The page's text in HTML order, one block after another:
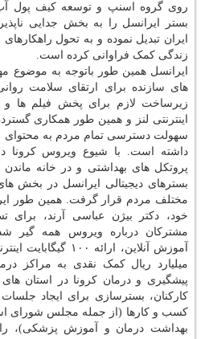
روی گروه اسنپ و توسعه کیف پول
بستر ایرانسل را به بخش جدایی
ایران تبدیل نموده و به تحول
زندگی کمک فراوانی کرده است.
ایرانسل همین طور باتوجه به موضوع
های سازنده برای ارتقای سلامت
زیرساخت لازم برای پخش فیلم ها و
اینترنتی لنز و همین طور همکاری
سهولت دسترسی تمام مردم به
داشته است. با شیوع ویروس
پروتکل های بهداشتی و در خانه
بسترهای دیجیتالی ایرانسل در بخش
مختلف مردم قرار گرفت. همین طور
خود، دکتر بیژن عباسی آرند، برای
مشترکان درباره ویروس همه گیر
میلیارد ریال کمک نقدی به مراکز
پیشگیری و درمان کرونا در استان
کارکنان، بسترسازی برای ایجاد
کسب و کارها (از جمله مجلس شورای
بهداشت درمان و آموزش پزشکی)،